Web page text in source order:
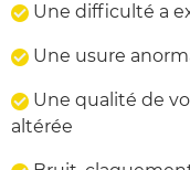
Une difficulté a
Une usure
Une qualité de
altérée